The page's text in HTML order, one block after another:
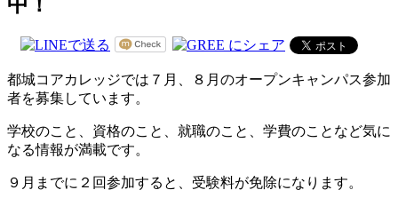
都城コアカレッジでは７月、８月のオープンキャンパス参加
者を募集しています。
学校のこと、資格のこと、就職のこと、学費のことなど気に
なる情報が満載です。
９月までに２回参加すると、受験料が免除になります。